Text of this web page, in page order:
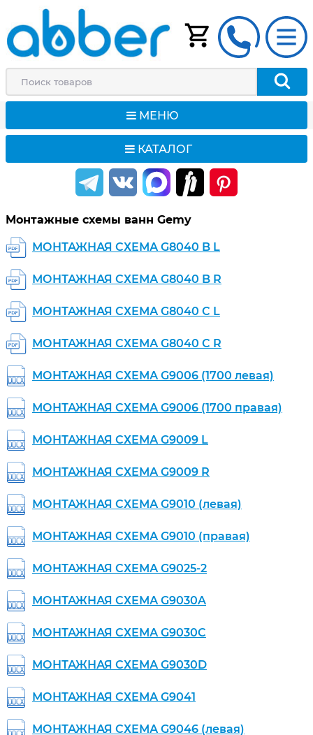
МЕНЮ
КАТАЛОГ
Монтажные схемы ванн Gemy
МОНТАЖНАЯ СХЕМА G8040 B L
МОНТАЖНАЯ СХЕМА G8040 B R
МОНТАЖНАЯ СХЕМА G8040 C L
МОНТАЖНАЯ СХЕМА G8040 C R
МОНТАЖНАЯ СХЕМА G9006 (1700 левая)
МОНТАЖНАЯ СХЕМА G9006 (1700 правая)
МОНТАЖНАЯ СХЕМА G9009 L
МОНТАЖНАЯ СХЕМА G9009 R
МОНТАЖНАЯ СХЕМА G9010 (левая)
МОНТАЖНАЯ СХЕМА G9010 (правая)
МОНТАЖНАЯ СХЕМА G9025-2
МОНТАЖНАЯ СХЕМА G9030A
МОНТАЖНАЯ СХЕМА G9030C
МОНТАЖНАЯ СХЕМА G9030D
МОНТАЖНАЯ СХЕМА G9041
МОНТАЖНАЯ СХЕМА G9046 (левая)